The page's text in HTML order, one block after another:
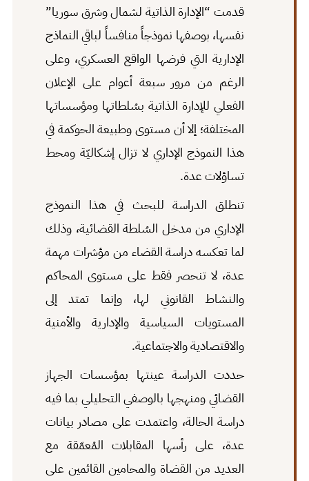
قدمت “الإدارة الذاتية لشمال وشرق سوريا”
نفسها، بوصفها نموذجاً منافساً لباقي النماذج
الإدارية التي فرضها الواقع العسكري، وعلى
الرغم من مرور سبعة أعوام على الإعلان
الفعلي للإدارة الذاتية بسُلطاتها ومؤسساتها
المختلفة؛ إلا أن مستوى وطبيعة الحوكمة في
هذا النموذج الإداري لا تزال إشكاليّة ومحط
تساؤلات عدة.
تنطلق الدراسة للبحث في هذا النموذج
الإداري من مدخل السُلطة القضائية، وذلك
لما تعكسه دراسة القضاء من مؤشرات مهمة
عدة، لا تنحصر فقط على مستوى المحاكم
والنشاط القانوني لها، وإنما تمتد إلى
المستويات السياسية والإدارية والأمنية
والاقتصادية والاجتماعية.
حددت الدراسة عينتها بمؤسسات الجهاز
القضائي ومنهجها بالوصفي التحليلي بما فيه
دراسة الحالة، واعتمدت على مصادر بيانات
عدة، على رأسها المقابلات المُعمّقة مع
العديد من القضاة والمحامين القائمين على